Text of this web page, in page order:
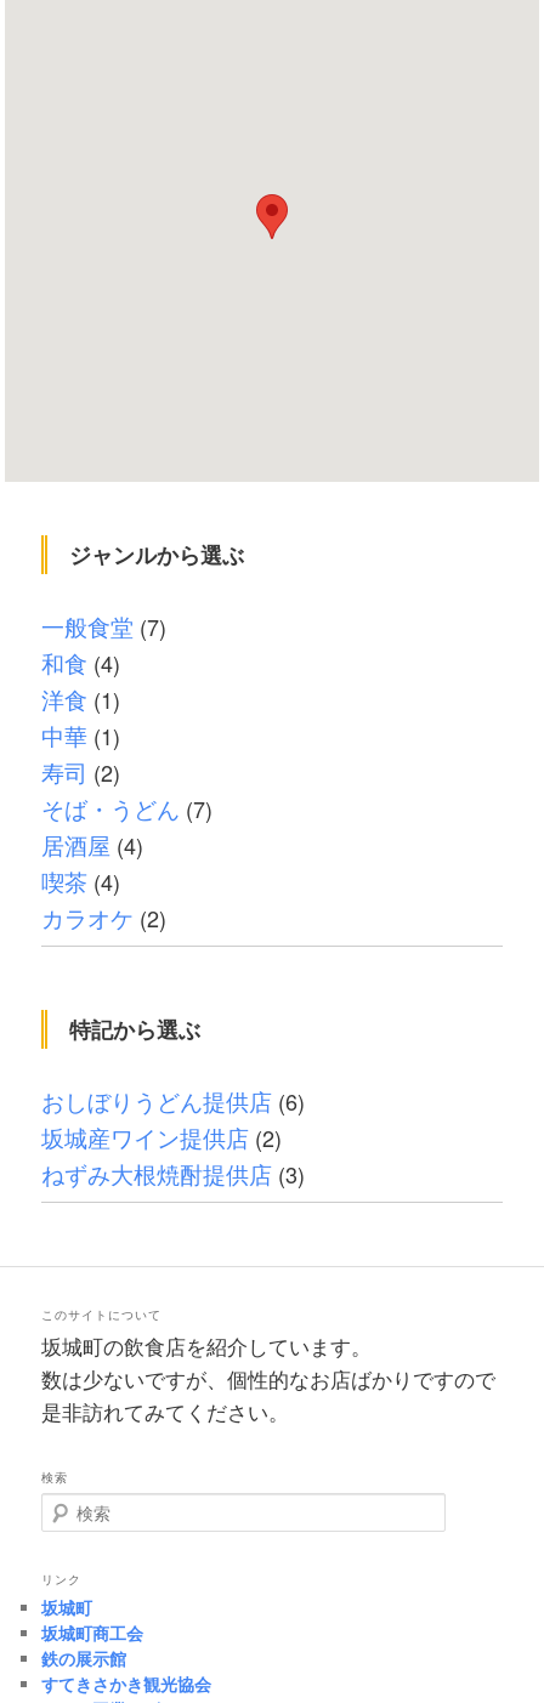
ジャンルから選ぶ
一般食堂 (7)
和食 (4)
洋食 (1)
中華 (1)
寿司 (2)
そば・うどん (7)
居酒屋 (4)
喫茶 (4)
カラオケ (2)
特記から選ぶ
おしぼりうどん提供店 (6)
坂城産ワイン提供店 (2)
ねずみ大根焼酎提供店 (3)
このサイトについて
坂城町の飲食店を紹介しています。
数は少ないですが、個性的なお店ばかりですので
是非訪れてみてください。
検索
検索
リンク
坂城町
坂城町商工会
鉄の展示館
すてきさかき観光協会